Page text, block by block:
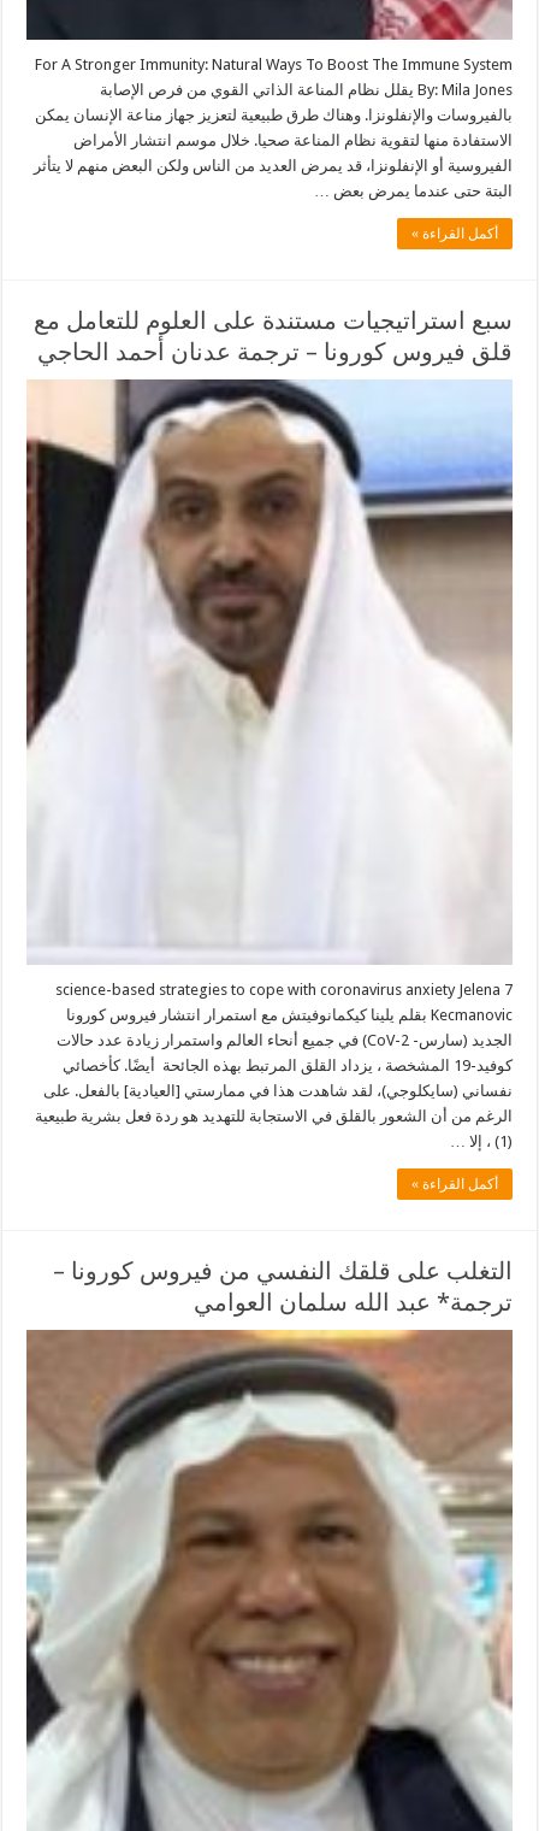
For A Stronger Immunity: Natural Ways To Boost The Immune System
By: Mila Jones يقلل نظام المناعة الذاتي القوي من فرص الإصابة
بالفيروسات والإنفلونزا. وهناك طرق طبيعية لتعزيز جهاز مناعة الإنسان يمكن
الاستفادة منها لتقوية نظام المناعة صحيا. خلال موسم انتشار الأمراض
الفيروسية أو الإنفلونزا، قد يمرض العديد من الناس ولكن البعض منهم لا يتأثر
البتة حتى عندما يمرض بعض …
أكمل القراءة »
سبع استراتيجيات مستندة على العلوم للتعامل مع
قلق فيروس كورونا – ترجمة عدنان أحمد الحاجي
7 science-based strategies to cope with coronavirus anxiety Jelena
Kecmanovic بقلم يلينا كيكمانوفيتش مع استمرار انتشار فيروس كورونا
الجديد (سارس- CoV-2) في جميع أنحاء العالم واستمرار زيادة عدد حالات
كوفيد-19 المشخصة ، يزداد القلق المرتبط بهذه الجائحة أيضًا. كأخصائي
نفساني (سايكلوجي)، لقد شاهدت هذا في ممارستي [العيادية] بالفعل. على
الرغم من أن الشعور بالقلق في الاستجابة للتهديد هو ردة فعل بشرية طبيعية
(1) ، إلا …
أكمل القراءة »
التغلب على قلقك النفسي من فيروس كورونا –
ترجمة* عبد الله سلمان العوامي